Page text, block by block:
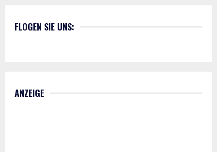
FLOGEN SIE UNS:
ANZEIGE